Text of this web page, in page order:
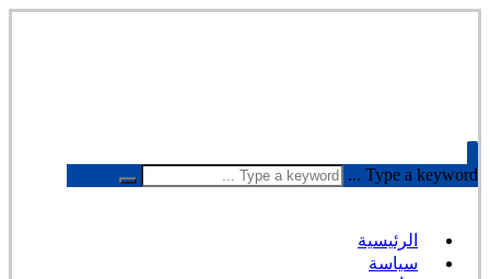
Type a keyword ...
الرئيسية
سياسة